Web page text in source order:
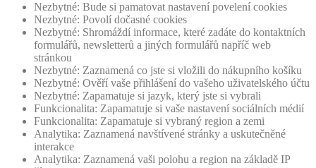
Nezbytné: Bude si pamatovat nastavení povelení cookies
Nezbytné: Povolí dočasné cookies
Nezbytné: Shromáždí informace, které zadáte do kontaktních
formulářů, newsletterů a jiných formulářů napříč web
stránkou
Nezbytné: Zaznamená co jste si vložili do nákupního košíku
Nezbytné: Ověří vaše přihlášení do vašeho uživatelského účtu
Nezbytné: Zapamatuje si jazyk, který jste si vybrali
Funkcionalita: Zapamatuje si vaše nastavení sociálních médií
Funkcionalita: Zapamatuje si vybraný region a zemi
Analytika: Zaznamená navštívené stránky a uskutečněné
interakce
Analytika: Zaznamená vaši polohu a region na základě IP